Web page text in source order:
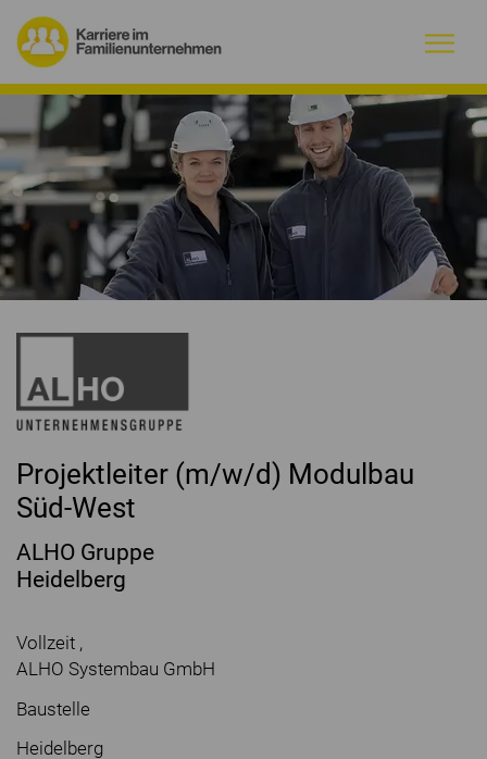
Warum Familienunternehmen?
Firmenprofile
Jobs
Magazin
Kontakt
Projektleiter (m/w/d) Modulbau
Süd-West
ALHO Gruppe
Heidelberg
Vollzeit ,
ALHO Systembau GmbH
Baustelle
Heidelberg